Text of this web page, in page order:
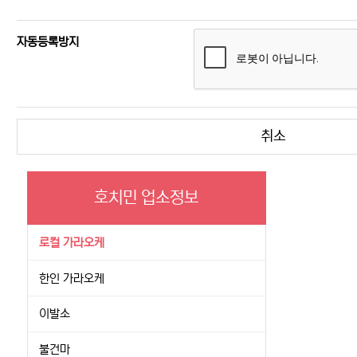
자동등록방지
취소
호치민 업소정보
로컬 가라오케
한인 가라오케
이발소
불건마